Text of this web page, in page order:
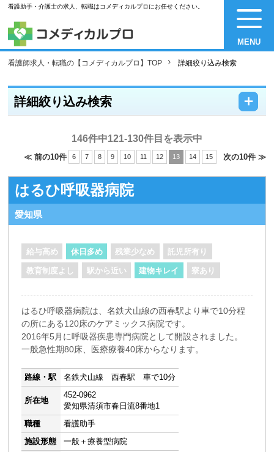
看護助手・介護士の求人、転職はコメディカルプロにお任せください。
MENU
看護師求人・転職の【コメディカルプロ】TOP 詳細絞り込み検索
詳細絞り込み検索 －
＋
146件中121-130件目を表示中
≪ 前の10件 6 7 8 9 10 11 12 13 14 15 次の10件 ≫
はるひ呼吸器病院
愛知県
給与高め 休日多め 残業少なめ 託児所有り
教育制度よし 駅から近い 建物キレイ 寮あり
はるひ呼吸器病院は、名鉄犬山線の西春駅より車で10分程
の所にある120床のケアミックス病院です。
2016年5月に呼吸器疾患専門病院として開設されました。
一般急性期80床、医療療養40床からなります。
路線・駅 名鉄犬山線 西春駅 車で10分
所在地
452-0962
愛知県清須市春日流8番地1
職種
看護助手
施設形態
一般＋療養型病院